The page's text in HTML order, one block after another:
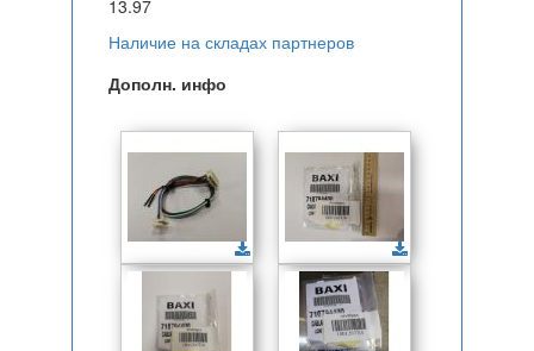
13.97
Наличие на складах партнеров
Дополн. инфо